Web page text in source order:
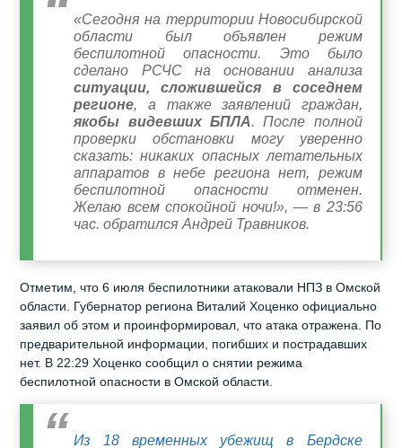
«Сегодня на территории Новосибирской
области был объявлен режим
беспилотной опасности. Это было
сделано РСЧС на основании анализа
ситуации, сложившейся в соседнем
регионе, а также заявлений граждан,
якобы видевших БПЛА. После полной
проверки обстановки могу уверенно
сказать: никаких опасных летательных
аппаратов в небе региона нет, режим
беспилотной опасности отменен.
Желаю всем спокойной ночи!», — в 23:56
час. обратился Андрей Травников.
Отметим, что 6 июля беспилотники атаковали НПЗ в Омской
области. Губернатор региона Виталий Хоценко официально
заявил об этом и проинформировал, что атака отражена. По
предварительной информации, погибших и пострадавших
нет. В 22:29 Хоценко сообщил о снятии режима
беспилотной опасности в Омской области.
Из 18 временных убежищ в Бердске